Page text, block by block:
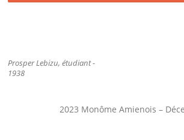
Prosper Lebizu, étudiant -
1938
2023 Monôme Amienois –